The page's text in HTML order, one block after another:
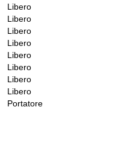
Libero
Libero
Libero
Libero
Libero
Libero
Libero
Libero
Portatore